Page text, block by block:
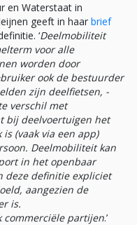
en Waterstaat in
geeft in haar brief
‘Deelmobiliteit
voor alle
worden door
ook de bestuurder
zijn deelfietsen, -
verschil met
bij deelvoertuigen het
(vaak via een app)
Deelmobiliteit kan
in het openbaar
deze definitie expliciet
aangezien de
is.
commerciële partijen.’